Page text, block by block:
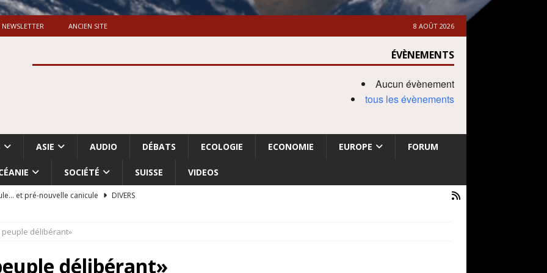
NEWSLETTER ANCIEN SITE 8 AOÛT 2026
ÉVÈNEMENTS
Aucun évènement
tous les évènements
ASIE AUDIO DÉBATS ECOLOGIE ECONOMIE EUROPE FORUM
SOCIÉTÉ SUISSE VIDEOS
et pré-nouvelle canicule
DIVERS
du nettoyage ethnique en Cisjordanie et à Gaza
peuple délibérant»
délibérant»